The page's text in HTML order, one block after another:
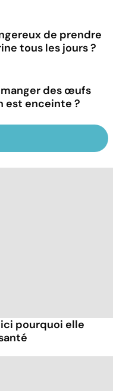
de prendre
tous les jours ?
des œufs
est enceinte ?
pourquoi elle